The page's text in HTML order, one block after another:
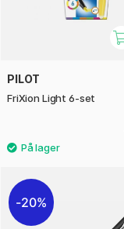
PILOT
FriXion Light 6-set
20%